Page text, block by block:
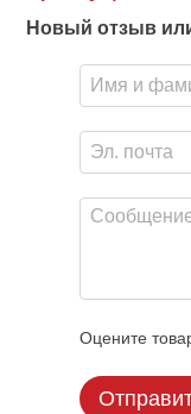
Новый отзыв
Оцените